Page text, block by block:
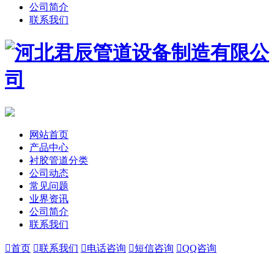
公司简介
联系我们
网站首页
产品中心
衬胶管道分类
公司动态
常见问题
业界资讯
公司简介
联系我们
首页 联系我们 电话咨询 短信咨询 QQ咨询